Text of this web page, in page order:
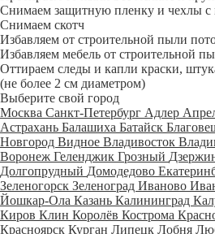
Снимаем защитную пленку и чехлы с
Снимаем скотч
Избавляем от строительной пыли
Избавляем мебель от строительной
Оттираем следы и капли краски,
(не более 2 см диаметром)
Выберите свой город
Москва Санкт-Петербург Адлер
Астрахань Балашиха Батайск
Новгород Видное Владивосток
Воронеж Геленджик Грозный
Долгопрудный Домодедово
Зеленогорск Зеленоград Иваново
Йошкар-Ола Казань Калининград
Киров Клин Королёв Кострома
Красноярск Курган Липецк Лобня